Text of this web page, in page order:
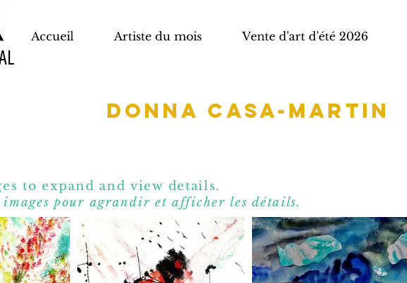
Accueil Artiste du mois Vente d'art d'été 2026
Donna Casa-Martin
to expand and view details.
images pour agrandir et afficher les détails.